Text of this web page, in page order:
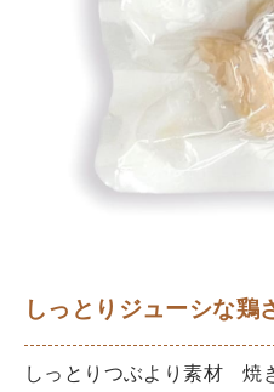
しっとりジューシな鶏
しっとりつぶより素材 焼